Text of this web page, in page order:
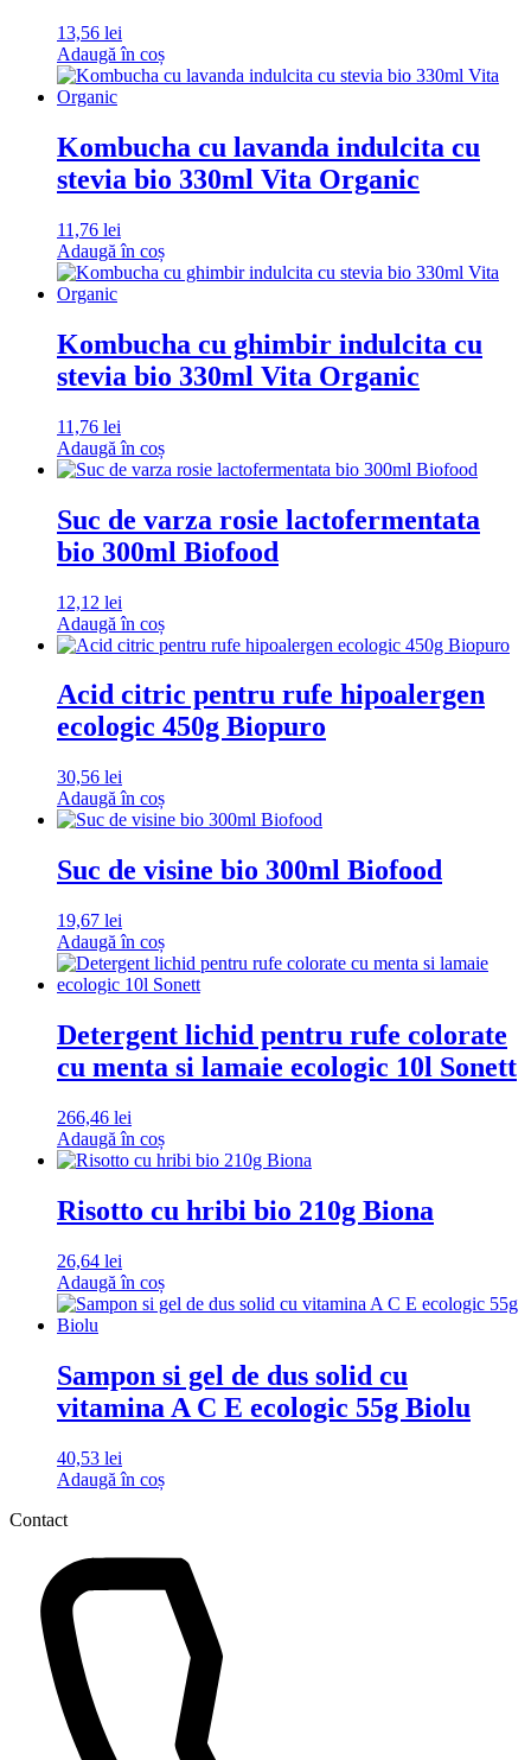
13,56 lei
Adaugă în coș
Kombucha cu lavanda indulcita cu
stevia bio 330ml Vita Organic
11,76 lei
Adaugă în coș
Kombucha cu ghimbir indulcita cu
stevia bio 330ml Vita Organic
11,76 lei
Adaugă în coș
Suc de varza rosie lactofermentata
bio 300ml Biofood
12,12 lei
Adaugă în coș
Acid citric pentru rufe hipoalergen
ecologic 450g Biopuro
30,56 lei
Adaugă în coș
Suc de visine bio 300ml Biofood
19,67 lei
Adaugă în coș
Detergent lichid pentru rufe colorate
cu menta si lamaie ecologic 10l Sonett
266,46 lei
Adaugă în coș
Risotto cu hribi bio 210g Biona
26,64 lei
Adaugă în coș
Sampon si gel de dus solid cu
vitamina A C E ecologic 55g Biolu
40,53 lei
Adaugă în coș
Contact